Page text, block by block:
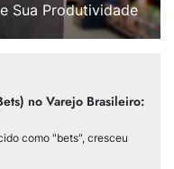
Sua Produtividade
no Varejo Brasileiro:
como "bets", cresceu